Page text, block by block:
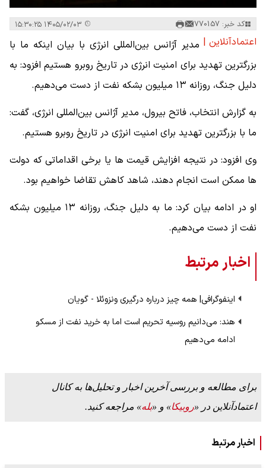
کد خبر: 770157
اعتمادآنلاین | مدیر آژانس بین‌المللی انرژی با بیان اینکه ما با
بزرگترین تهدید برای امنیت انرژی در تاریخ روبرو هستیم افزود: به
دلیل جنگ، روزانه ۱۳ میلیون بشکه نفت از دست می‌دهیم.
به گزارش انتخاب، فاتح بیرول، مدیر آژانس بین‌المللی انرژی، گفت:
ما با بزرگترین تهدید برای امنیت انرژی در تاریخ روبرو هستیم.
وی افزود: در نتیجه افزایش قیمت ها یا برخی اقداماتی که دولت
ها ممکن است انجام دهند، شاهد کاهش تقاضا خواهیم بود.
او در ادامه بیان کرد: ما به دلیل جنگ، روزانه ۱۳ میلیون بشکه
نفت از دست می‌دهیم.
اخبار مرتبط
اینفوگرافی| همه چیز درباره درگیری ونزوئلا - گویان
هند: می‌دانیم روسیه تحریم است اما به خرید نفت از مسکو
ادامه می‌دهیم
برای مطالعه و بررسی آخرین اخبار و تحلیل‌ها به کانال
اعتمادآنلاین در «روبیکا» و «بله» مراجعه کنید.
اخبار مرتبط